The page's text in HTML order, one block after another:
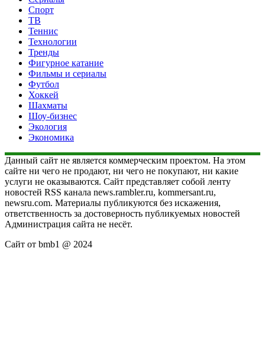
Спорт
ТВ
Теннис
Технологии
Тренды
Фигурное катание
Фильмы и сериалы
Футбол
Хоккей
Шахматы
Шоу-бизнес
Экология
Экономика
Данный сайт не является коммерческим проектом. На этом
сайте ни чего не продают, ни чего не покупают, ни какие
услуги не оказываются. Сайт представляет собой ленту
новостей RSS канала news.rambler.ru, kommersant.ru,
newsru.com. Материалы публикуются без искажения,
ответственность за достоверность публикуемых новостей
Администрация сайта не несёт.
Сайт от bmb1 @ 2024